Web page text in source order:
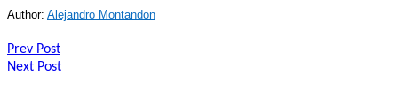
Author: Alejandro Montandon
Navegación
de
Prev Post
Next Post